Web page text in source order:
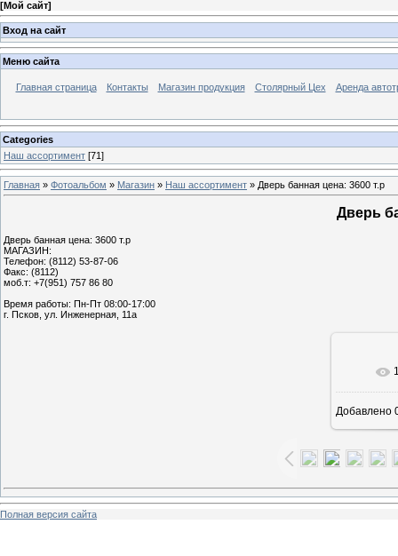
[Мой сайт]
Вход на сайт
Меню сайта
Главная страница Контакты Магазин продукция Столярный Цех Аренда
Categories
Наш ассортимент [71]
Главная » Фотоальбом » Магазин » Наш ассортимент » Дверь банная цена: 3600 т.р
Дверь
Дверь банная цена: 3600 т.р
МАГАЗИН:
Телефон: (8112) 53-87-06
Факс: (8112)
моб.т: +7(951) 757 86 80
Время работы: Пн-Пт 08:00-17:00
г. Псков, ул. Инженерная, 11а
В
Добавлено
Полная версия сайта